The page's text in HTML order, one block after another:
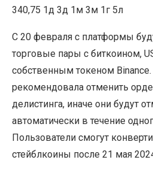
340,75 1д 3д 1м 3м 1г 5л
C 20 февраля с платформы
торговые пары с биткоином,
собственным токеном
рекомендовала отменить
делистинга, иначе они будут
автоматически в течение
Пользователи смогут
стейблкоины после 21 мая